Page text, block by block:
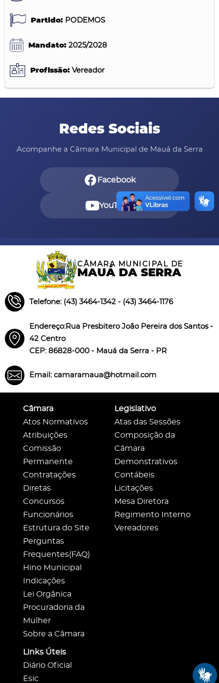
Partido:PODEMOS
Mandato:2025/2028
Profissão: Vereador
Redes Sociais
Acompanhe a Câmara Municipal de Mauá da Serra
Facebook
YouTube
CÂMARA MUNICIPAL DE
MAUÁ DA SERRA
Telefone: (43) 3464-1342 - (43) 3464-1176
Endereço:Rua Presbitero João Pereira dos Santos -
42 Centro
CEP: 86828-000 - Mauá da Serra - PR
Email: camaramaua@hotmail.com
Câmara
Atos Normativos
Atribuições
Comissão
Permanente
Contratações
Diretas
Concursos
Funcionários
Estrutura do Site
Perguntas
Frequentes(FAQ)
Hino Municipal
Indicações
Lei Orgânica
Procuradoria da
Mulher
Sobre a Câmara
Legislativo
Atas das Sessões
Composição da
Câmara
Demonstrativos
Contábeis
Licitações
Mesa Diretora
Regimento Interno
Vereadores
Links Úteis
Diário Oficial
Esic